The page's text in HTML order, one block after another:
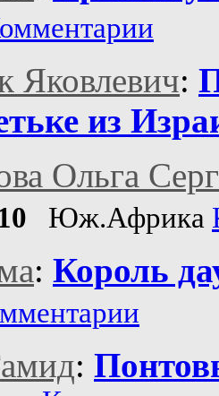
Яковлевич:
из
Ольга
Юж.Африка
: Король
: